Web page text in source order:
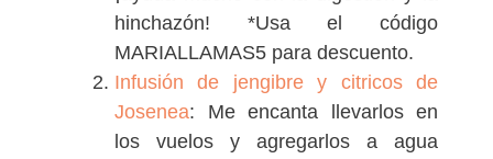
hinchazón! *Usa el código
MARIALLAMAS5 para descuento.
Infusión de jengibre y citricos de
Josenea: Me encanta llevarlos en
los vuelos y agregarlos a agua